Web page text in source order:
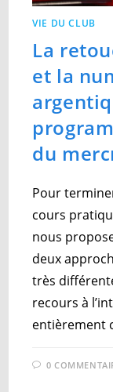
VIE DU CLUB
La
et la
du
Pour
cours
nous
deux
très
recours à
entièrement
0